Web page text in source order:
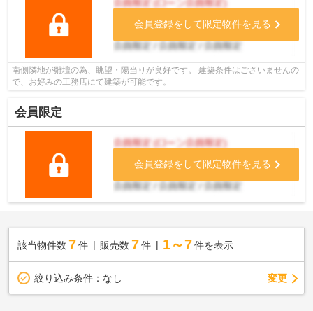
会員登録をして限定物件を見る
南側隣地が雛壇の為、眺望・陽当りが良好です。 建築条件はございませんの
で、お好みの工務店にて建築が可能です。
会員限定
会員登録をして限定物件を見る
該当物件数 7件 販売数 7 件 1～7 件を表示
絞り込み条件： なし 変更